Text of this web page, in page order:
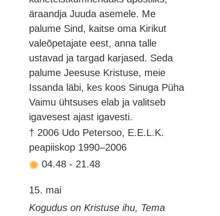
äraandja Juuda asemele. Me
palume Sind, kaitse oma Kirikut
valeõpetajate eest, anna talle
ustavad ja targad karjased. Seda
palume Jeesuse Kristuse, meie
Issanda läbi, kes koos Sinuga Püha
Vaimu ühtsuses elab ja valitseb
igavesest ajast igavesti.
† 2006 Udo Petersoo, E.E.L.K.
peapiiskop 1990–2006
04.48 - 21.48
15. mai
Kogudus on Kristuse ihu, Tema